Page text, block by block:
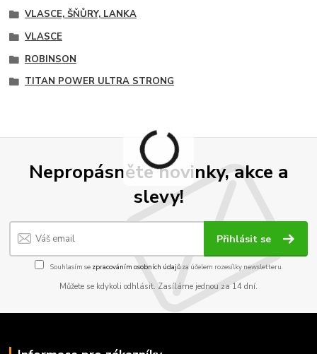
VLASCE, ŠŇŮRY, LANKA
VLASCE
ROBINSON
TITAN POWER ULTRA STRONG
Nepropásněte novinky, akce a
slevy!
Přihlásit se
Souhlasím se zpracováním osobních údajůza účelem rozesílky newsletteru.
Můžete se kdykoli odhlásit. Zasíláme jednou za 14 dní.